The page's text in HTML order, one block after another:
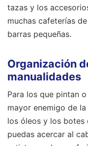
tazas y los
muchas cafeterías
barras pequeñas.
Organización
manualidades
Para los que pintan
mayor enemigo de
los óleos y los botes
puedas acercar al